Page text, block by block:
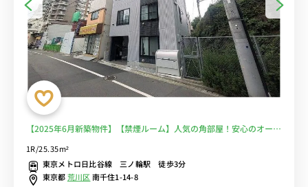
【2025年6月新築物件】【禁煙ルーム】人気の角部屋！安心のオート
室乾燥機＆デスク・チェア＆たっぷり収納2ドア冷蔵庫など生活家電
のあるお部屋■選べるWi-Fi格安レンタル中！
1R/25.35m²
東京メトロ日比谷線 三ノ輪駅 徒歩3分
東京都荒川区南千住1-14-8